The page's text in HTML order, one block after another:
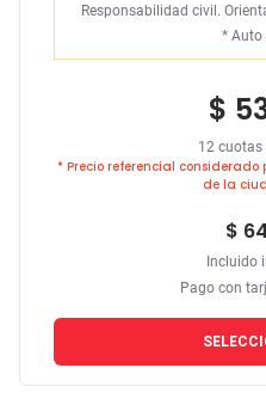
Responsabilidad civil.
* Auto
$
12 cuotas
* Precio referencial
de la
$
Incluido
Pago con